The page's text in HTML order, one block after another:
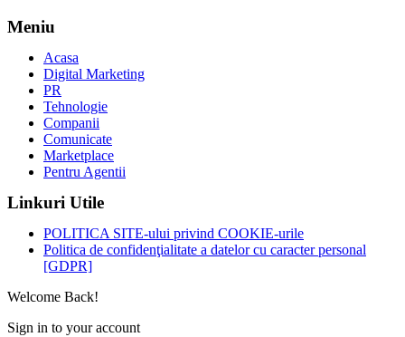
Meniu
Acasa
Digital Marketing
PR
Tehnologie
Companii
Comunicate
Marketplace
Pentru Agentii
Linkuri Utile
POLITICA SITE-ului privind COOKIE-urile
Politica de confidenţialitate a datelor cu caracter personal
[GDPR]
Welcome Back!
Sign in to your account